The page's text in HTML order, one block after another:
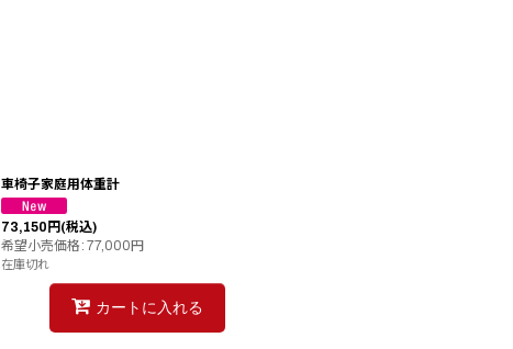
車椅子家庭用体重計
73,150 円 (税込)
希望小売価格 : 77,000 円
在庫切れ
カートに入れる